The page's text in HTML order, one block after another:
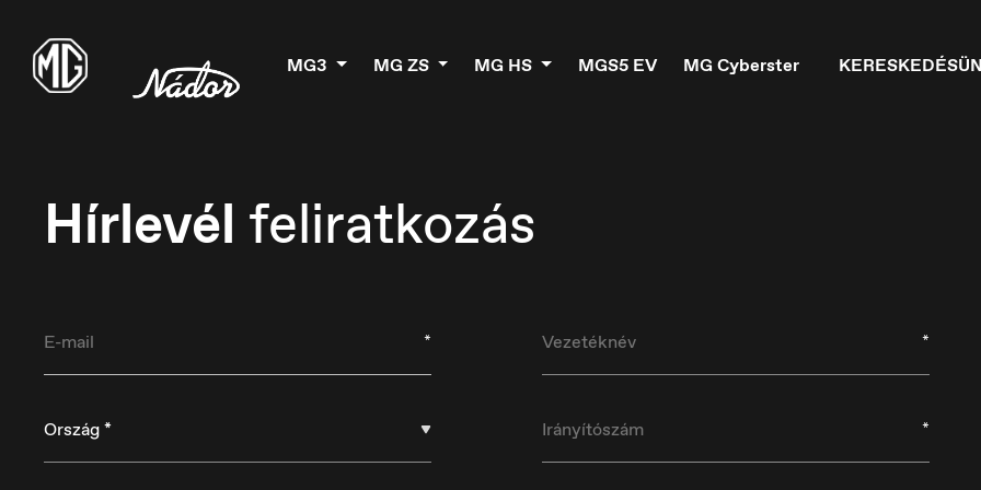
MG3 MG ZS MG HS MGS5 EV MG Cyberster
Hírlevél feliratkozás
* *
Ország * *